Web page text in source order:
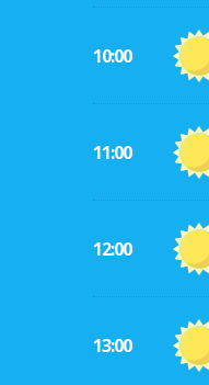
10:00
11:00
12:00
13:00